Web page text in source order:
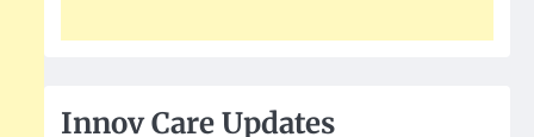
Innov Care Updates